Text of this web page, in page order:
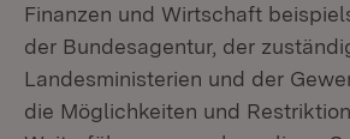
Finanzen und Wirtschaft
der Bundesagentur, der
Landesministerien und der
die Möglichkeiten und